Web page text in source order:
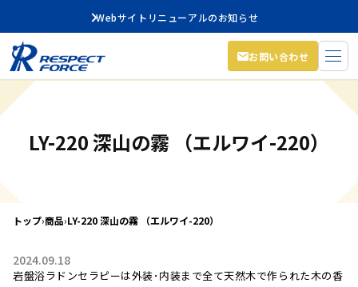
Webサイトリニューアルのお知らせ
お問い合わせ
LY-220 深山の霧 （エルワイ-220）
トップ›商品›LY-220 深山の霧 （エルワイ-220）
2024.09.18
岩盤浴ラドンセラピーは外装･内装まで全て天然木で作られた木の香